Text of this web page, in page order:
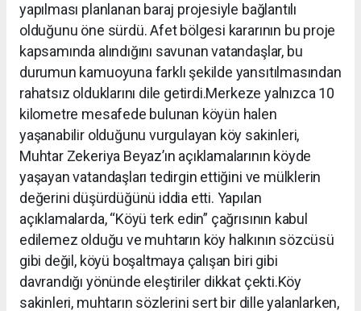
yapılması planlanan baraj projesiyle bağlantılı
olduğunu öne sürdü. Afet bölgesi kararının bu proje
kapsamında alındığını savunan vatandaşlar, bu
durumun kamuoyuna farklı şekilde yansıtılmasından
rahatsız olduklarını dile getirdi.Merkeze yalnızca 10
kilometre mesafede bulunan köyün halen
yaşanabilir olduğunu vurgulayan köy sakinleri,
Muhtar Zekeriya Beyaz’ın açıklamalarının köyde
yaşayan vatandaşları tedirgin ettiğini ve mülklerin
değerini düşürdüğünü iddia etti. Yapılan
açıklamalarda, “Köyü terk edin” çağrısının kabul
edilemez olduğu ve muhtarın köy halkının sözcüsü
gibi değil, köyü boşaltmaya çalışan biri gibi
davrandığı yönünde eleştiriler dikkat çekti.Köy
sakinleri, muhtarın sözlerini sert bir dille yalanlarken,